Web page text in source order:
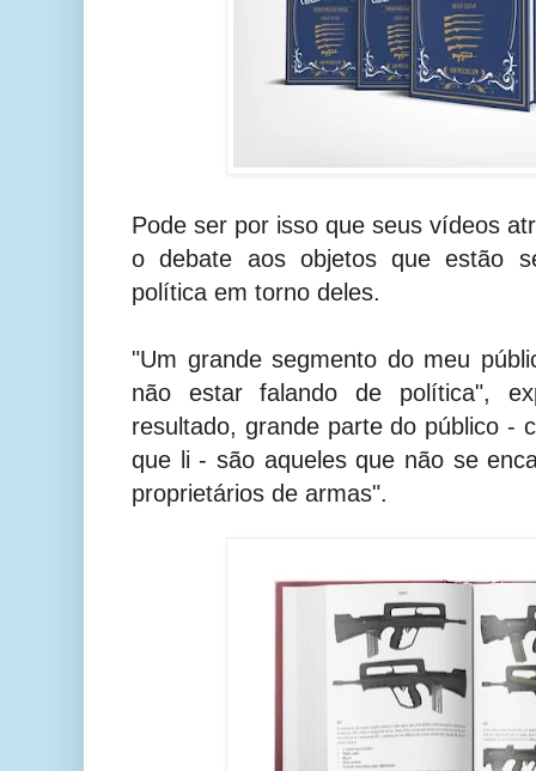
Pode ser por isso que seus vídeos
o debate aos objetos que estão
política em torno deles.
"Um grande segmento do meu
não estar falando de política",
resultado, grande parte do público -
que li - são aqueles que não se
proprietários de armas".